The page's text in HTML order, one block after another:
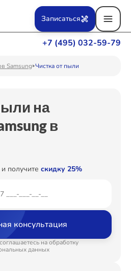
+7 (495) 032-59-79
Записаться
Samsung Чистка от пыли
на
в
получите скидку 25%
консультация
на обработку
данных
пылесосов